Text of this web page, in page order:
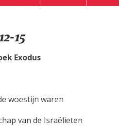
15
Exodus
woestijn waren
van de Israëlieten